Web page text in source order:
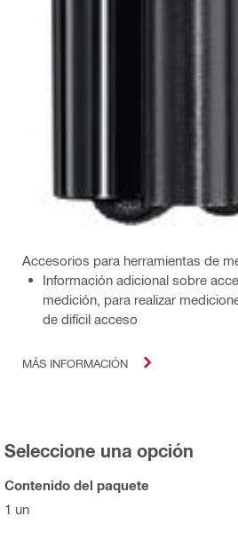
Accesorios para herramientas de
Información adicional sobre
medición, para realizar
de difícil acceso
MÁS INFORMACIÓN
Seleccione una opción
Contenido del paquete
1 un